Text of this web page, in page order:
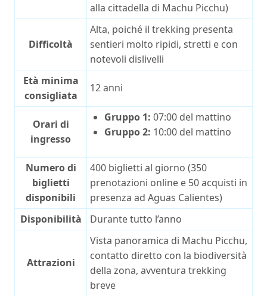
alla cittadella di Machu Picchu)
Difficoltà
Alta, poiché il trekking presenta
sentieri molto ripidi, stretti e con
notevoli dislivelli
Età minima
consigliata
12 anni
Orari di
ingresso
Gruppo 1: 07:00 del mattino
Gruppo 2: 10:00 del mattino
Numero di
biglietti
disponibili
400 biglietti al giorno (350
prenotazioni online e 50 acquisti in
presenza ad Aguas Calientes)
Disponibilità
Durante tutto l’anno
Attrazioni
Vista panoramica di Machu Picchu,
contatto diretto con la biodiversità
della zona, avventura trekking
breve